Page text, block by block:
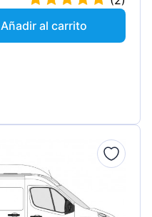
Añadir al carrito